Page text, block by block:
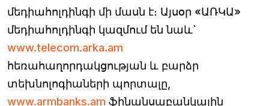
մեդիահոլդինգի մի մասն է։ Այսօր «ԱՌԿԱ»
մեդիահոլդինգի կազմում են նաև`
www.teleсom.arka.am
հեռահաղորդակցության և բարձր
տեխնոլոգիաների պորտալը,
www.armbanks.am ֆինանսաբանկային